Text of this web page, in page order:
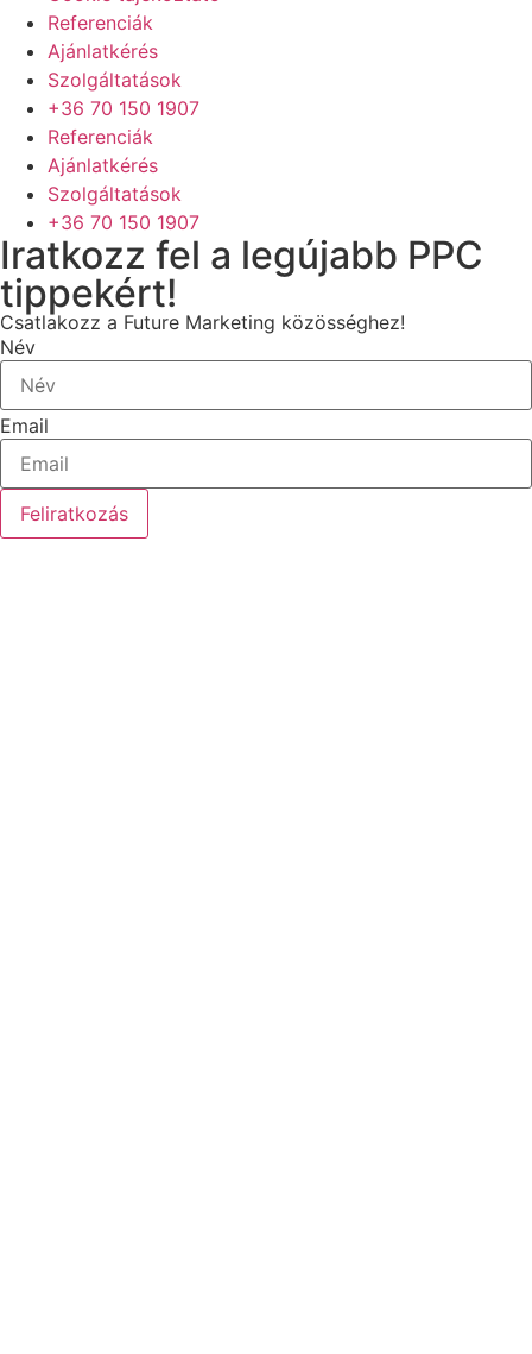
Referenciák
Ajánlatkérés
Szolgáltatások
+36 70 150 1907
Referenciák
Ajánlatkérés
Szolgáltatások
+36 70 150 1907
Iratkozz fel a legújabb PPC
tippekért!
Csatlakozz a Future Marketing közösséghez!
Név
Email
Feliratkozás